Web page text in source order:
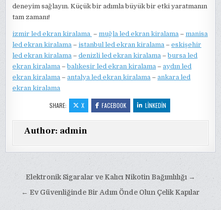
deneyim sağlayın. Küçük bir adımla büyük bir etki yaratmanın
tam zamanı!
izmir led ekran kiralama –muğla led ekran kiralama –manisa
led ekran kiralama –istanbul led ekran kiralama –eskişehir
led ekran kiralama –denizli led ekran kiralama –bursa led
ekran kiralama –balıkesir led ekran kiralama –aydın led
ekran kiralama –antalya led ekran kiralama –ankara led
ekran kiralama
SHARE: X FACEBOOK LINKEDIN
Author: admin
Yazı
gezinmesi
Elektronik Sigaralar ve Kalıcı Nikotin Bağımlılığı →
← Ev Güvenliğinde Bir Adım Önde Olun Çelik Kapılar